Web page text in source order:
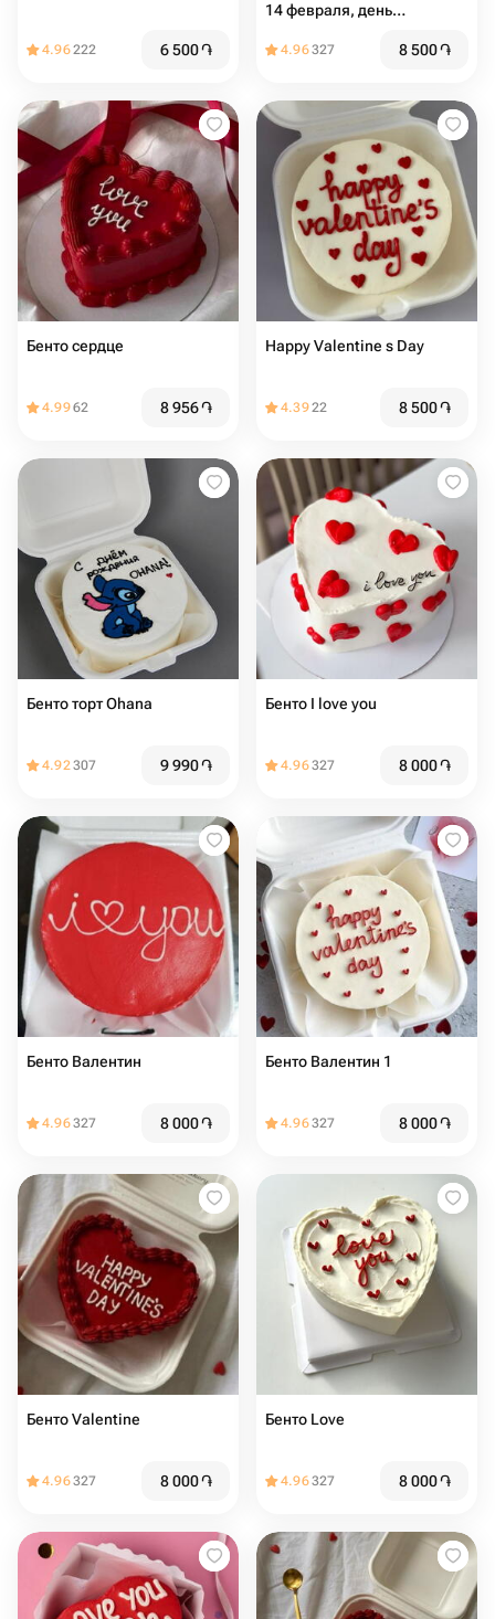
4.96222 6 500֏
14 февраля, день
4.96327 8 500֏
Бенто сердце
4.9962 8 956֏
Happy Valentine s Day
4.3922 8 500֏
Бенто торт Ohana
4.92307 9 990֏
Бенто I love you
4.96327 8 000֏
Бенто Валентин
4.96327 8 000֏
Бенто Валентин 1
4.96327 8 000֏
Бенто Valentine
4.96327 8 000֏
Бенто Love
4.96327 8 000֏